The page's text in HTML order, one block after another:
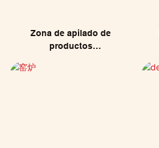
Zona de apilado de
productos